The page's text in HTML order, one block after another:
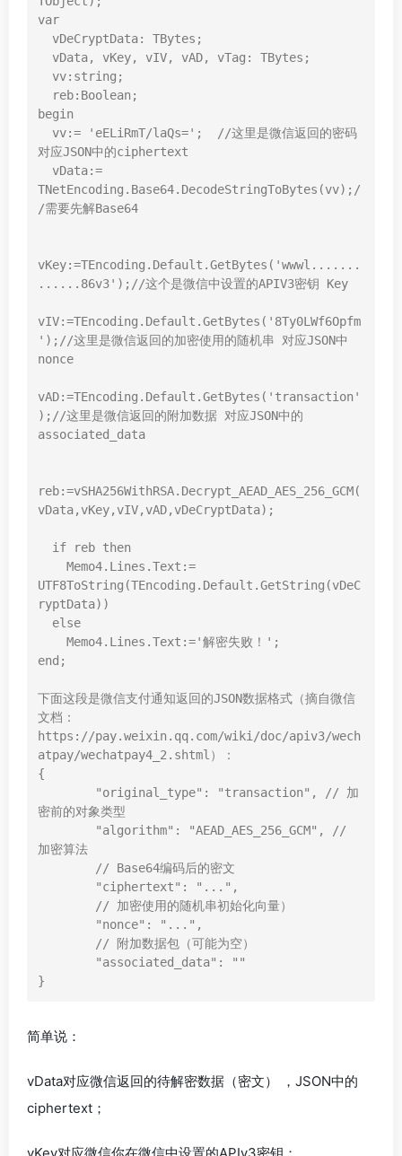
var
begin
对应JSON中的ciphertext
TNetEncoding.Base64.DecodeStringToBytes(vv);/
/需要先解Base64
vKey:=TEncoding.Default.GetBytes('wwwl.......
......86v3');//这个是微信中设置的APIV3密钥 Key
vIV:=TEncoding.Default.GetBytes('8Ty0LWf6Opfm
');//这里是微信返回的加密使用的随机串 对应JSON中
nonce
vAD:=TEncoding.Default.GetBytes('transaction'
);//这里是微信返回的附加数据 对应JSON中的
associated_data
reb:=vSHA256WithRSA.Decrypt_AEAD_AES_256_GCM(
vData,vKey,vIV,vAD,vDeCryptData);
UTF8ToString(TEncoding.Default.GetString(vDeC
ryptData))
end;
下面这段是微信支付通知返回的JSON数据格式（摘自微信
文档：
https://pay.weixin.qq.com/wiki/doc/apiv3/wech
atpay/wechatpay4_2.shtml）：
{
密前的对象类型
加密算法
}
简单说：
vData对应微信返回的待解密数据（密文） ，JSON中的
ciphertext；